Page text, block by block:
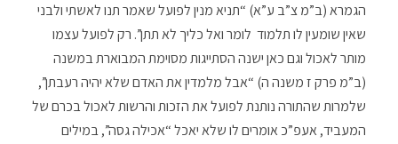
הגמרא (ב”מ צ”ב ע”א) “תניא מנין לפועל שאמר תנו לאשתי ולבני
שאין שומעין לו תלמוד לומר ואל כליך לא תתן”. רק לפועל עצמו
מותר לאכול וגם כאן ישנה הסתייגות מסוימת המבוארת במשנה
(ב”מ פרק ז משנה ה) “אבל מלמדין את האדם שלא יהיה רעבתן”,
שלמרות שהתורה נותנת לפועל את הזכות והרשות לאכול בכרם של
המעביד, אעפ”כ אומרים לו שלא יאכל “אכילה גסה”, במילים